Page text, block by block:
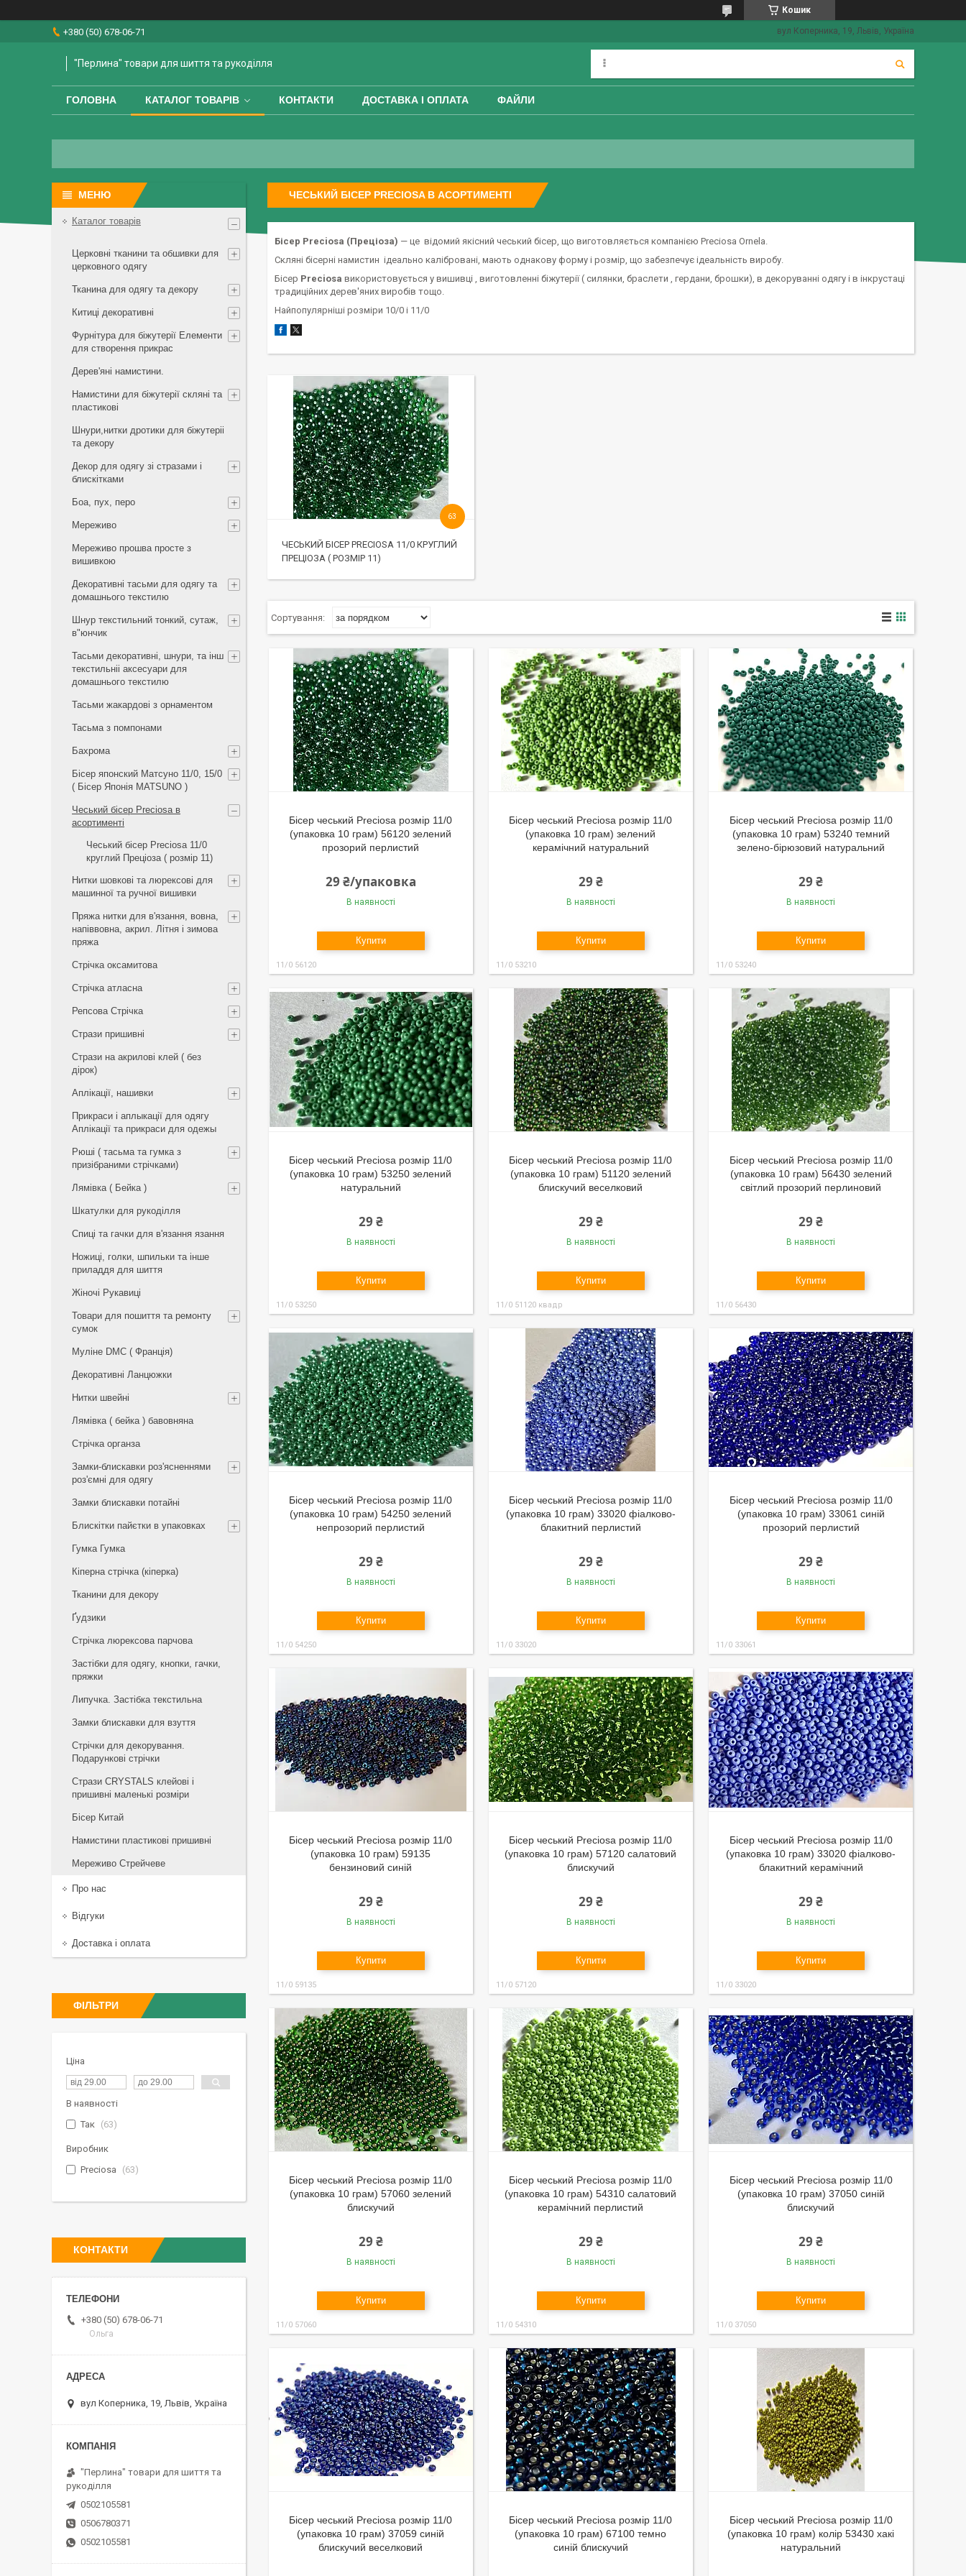
Кошик
+380 (50) 678-06-71 вул Коперника, 19, Львів, Україна
"Перлина" товари для шиття та рукоділля
ГОЛОВНА КАТАЛОГ ТОВАРІВ КОНТАКТИ ДОСТАВКА І ОПЛАТА ФАЙЛИ
ЧЕСЬКИЙ БІСЕР PRECIOSA В АСОРТИМЕНТІ
Бісер Preciosa (Преціоза) — це відомий якісний чеський бісер, що виготовляється компанією Preciosa Ornela.
Скляні бісерні намистин ідеально калібровані, мають однакову форму і розмір, що забезпечує ідеальність виробу.
Бісер Preciosa використовується у вишивці , виготовленні біжутерії ( силянки, браслети , гердани, брошки), в декоруванні одягу і в інкрустаці
традиційних дерев'яних виробів тощо.
Найпопулярніші розміри 10/0 і 11/0
ЧЕСЬКИЙ БІСЕР PRECIOSA 11/0 КРУГЛИЙ
ПРЕЦІОЗА ( РОЗМІР 11)
63
Бісер чеський Preciosa розмір 11/0
(упаковка 10 грам) 56120 зелений
прозорий перлистий
29 ₴/упаковка
В наявності
Купити
11/0 56120
Бісер чеський Preciosa розмір 11/0
(упаковка 10 грам) зелений
керамічний натуральний
29 ₴
В наявності
Купити
11/0 53210
Бісер чеський Preciosa розмір 11/0
(упаковка 10 грам) 53240 темний
зелено-бірюзовий натуральний
29 ₴
В наявності
Купити
11/0 53240
Бісер чеський Preciosa розмір 11/0
(упаковка 10 грам) 53250 зелений
натуральний
29 ₴
В наявності
Купити
11/0 53250
Бісер чеський Preciosa розмір 11/0
(упаковка 10 грам) 51120 зелений
блискучий веселковий
29 ₴
В наявності
Купити
11/0 51120 квадр
Бісер чеський Preciosa розмір 11/0
(упаковка 10 грам) 56430 зелений
світлий прозорий перлиновий
29 ₴
В наявності
Купити
11/0 56430
Бісер чеський Preciosa розмір 11/0
(упаковка 10 грам) 54250 зелений
непрозорий перлистий
29 ₴
В наявності
Купити
11/0 54250
Бісер чеський Preciosa розмір 11/0
(упаковка 10 грам) 33020 фіалково-
блакитний перлистий
29 ₴
В наявності
Купити
11/0 33020
Бісер чеський Preciosa розмір 11/0
(упаковка 10 грам) 33061 синій
прозорий перлистий
29 ₴
В наявності
Купити
11/0 33061
Бісер чеський Preciosa розмір 11/0
(упаковка 10 грам) 59135
бензиновий синій
29 ₴
В наявності
Купити
11/0 59135
Бісер чеський Preciosa розмір 11/0
(упаковка 10 грам) 57120 салатовий
блискучий
29 ₴
В наявності
Купити
11/0 57120
Бісер чеський Preciosa розмір 11/0
(упаковка 10 грам) 33020 фіалково-
блакитний керамічний
29 ₴
В наявності
Купити
11/0 33020
Бісер чеський Preciosa розмір 11/0
(упаковка 10 грам) 57060 зелений
блискучий
29 ₴
В наявності
Купити
11/0 57060
Бісер чеський Preciosa розмір 11/0
(упаковка 10 грам) 54310 салатовий
керамічний перлистий
29 ₴
В наявності
Купити
11/0 54310
Бісер чеський Preciosa розмір 11/0
(упаковка 10 грам) 37050 синій
блискучий
29 ₴
В наявності
Купити
11/0 37050
Бісер чеський Preciosa розмір 11/0
(упаковка 10 грам) 37059 синій
блискучий веселковий
Бісер чеський Preciosa розмір 11/0
(упаковка 10 грам) 67100 темно
синій блискучий
Бісер чеський Preciosa розмір 11/0
(упаковка 10 грам) колір 53430 хакі
натуральний
Каталог товарів
Церковні тканини та обшивки для
церковного одягу
Тканина для одягу та декору
Китиці декоративні
Фурнітура для біжутерії Елементи
для створення прикрас
Дерев'яні намистини.
Намистини для біжутерії скляні та
пластикові
Шнури,нитки дротики для біжутеріі
та декору
Декор для одягу зі стразами і
блискітками
Боа, пух, перо
Мереживо
Мереживо прошва просте з
вишивкою
Декоративні тасьми для одягу та
домашнього текстилю
Шнур текстильний тонкий, сутаж,
в"юнчик
Тасьми декоративні, шнури, та інш
текстильніі аксесуари для
домашнього текстилю
Тасьми жакардові з орнаментом
Тасьма з помпонами
Бахрома
Бісер японский Матсуно 11/0, 15/0
( Бісер Японія MATSUNO )
Чеський бісер Preciosa в
асортименті
Чеський бісер Preciosa 11/0
круглий Преціоза ( розмір 11)
Нитки шовкові та люрексові для
машинної та ручної вишивки
Пряжа нитки для в'язання, вовна,
напіввовна, акрил. Літня і зимова
пряжа
Стрічка оксамитова
Стрічка атласна
Репсова Стрічка
Стрази пришивні
Стрази на акрилові клей ( без
дірок)
Аплікації, нашивки
Прикраси і аплыкації для одягу
Аплікації та прикраси для одежы
Рюші ( тасьма та гумка з
призібраними стрічками)
Лямівка ( Бейка )
Шкатулки для рукоділля
Спиці та гачки для в'язання язання
Ножиці, голки, шпильки та інше
приладдя для шиття
Жіночі Рукавиці
Товари для пошиття та ремонту
сумок
Муліне DMC ( Франція)
Декоративні Ланцюжки
Нитки швейні
Лямівка ( бейка ) бавовняна
Стрічка органза
Замки-блискавки роз'ясненнями
роз'ємні для одягу
Замки блискавки потайні
Блискітки пайєтки в упаковках
Гумка Гумка
Кіперна стрічка (кіперка)
Тканини для декору
Ґудзики
Стрічка люрексова парчова
Застібки для одягу, кнопки, гачки,
пряжки
Липучка. Застібка текстильна
Замки блискавки для взуття
Стрічки для декорування.
Подарункові стрічки
Стрази CRYSTALS клейові і
пришивні маленькі розміри
Бісер Китай
Намистини пластикові пришивні
Мереживо Стрейчеве
Про нас
Відгуки
Доставка і оплата
ФІЛЬТРИ
Ціна
В наявності
Так
63
Виробник
Preciosa
63
КОНТАКТИ
+380 (50) 678-06-71
Ольга
вул Коперника, 19, Львів, Україна
"Перлина" товари для шиття та
рукоділля
0502105581
0506780371
0502105581